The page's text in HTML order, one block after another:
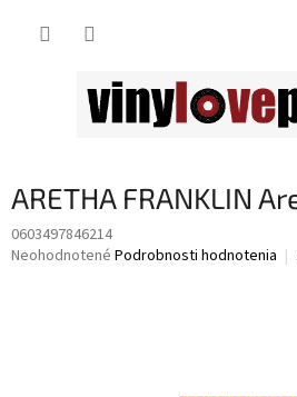
ARETHA FRANKLIN
0603497846214
Priemerné
Neohodnotené Podrobnosti hodnotenia